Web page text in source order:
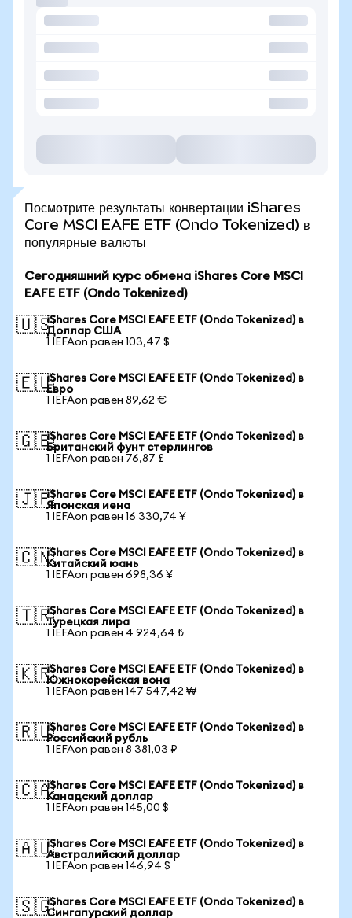
Посмотрите результаты конвертации iShares
Core MSCI EAFE ETF (Ondo Tokenized) в
популярные валюты
Сегодняшний курс обмена iShares Core MSCI
EAFE ETF (Ondo Tokenized)
🇺🇸iShares Core MSCI EAFE ETF (Ondo Tokenized) в
Доллар США
1 IEFAon равен 103,47 $
🇪🇺iShares Core MSCI EAFE ETF (Ondo Tokenized) в
Евро
1 IEFAon равен 89,62 €
🇬🇧iShares Core MSCI EAFE ETF (Ondo Tokenized) в
Британский фунт стерлингов
1 IEFAon равен 76,87 £
🇯🇵iShares Core MSCI EAFE ETF (Ondo Tokenized) в
Японская иена
1 IEFAon равен 16 330,74 ¥
🇨🇳iShares Core MSCI EAFE ETF (Ondo Tokenized) в
Китайский юань
1 IEFAon равен 698,36 ¥
🇹🇷iShares Core MSCI EAFE ETF (Ondo Tokenized) в
Турецкая лира
1 IEFAon равен 4 924,64 ₺
🇰🇷iShares Core MSCI EAFE ETF (Ondo Tokenized) в
Южнокорейская вона
1 IEFAon равен 147 547,42 ₩
🇷🇺iShares Core MSCI EAFE ETF (Ondo Tokenized) в
Российский рубль
1 IEFAon равен 8 381,03 ₽
🇨🇦iShares Core MSCI EAFE ETF (Ondo Tokenized) в
Канадский доллар
1 IEFAon равен 145,00 $
🇦🇺iShares Core MSCI EAFE ETF (Ondo Tokenized) в
Австралийский доллар
1 IEFAon равен 146,94 $
🇸🇬iShares Core MSCI EAFE ETF (Ondo Tokenized) в
Сингапурский доллар